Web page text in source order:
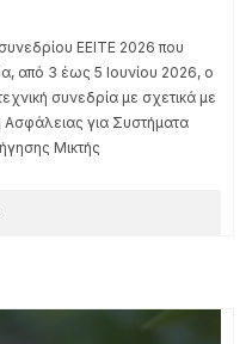
EEITE 2026 που
από 3 έως 5 Ιουνίου 2026, ο
συνεδρία με σχετικά με
για Συστήματα
Μικτής